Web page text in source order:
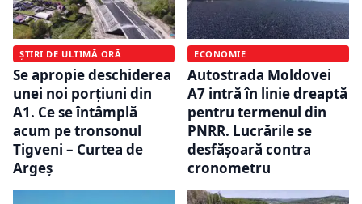
ȘTIRI DE ULTIMĂ ORĂ
Se apropie deschiderea
unei noi porțiuni din
A1. Ce se întâmplă
acum pe tronsonul
Tigveni – Curtea de
Argeș
ECONOMIE
Autostrada Moldovei
A7 intră în linie dreaptă
pentru termenul din
PNRR. Lucrările se
desfășoară contra
cronometru